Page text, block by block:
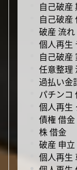
自己破産
自己破産
破産 流れ
個人再生
自己破産
任意整理
過払い金
パチンコ
個人再生
債権 借金
株 借金
破産 申立
個人再生